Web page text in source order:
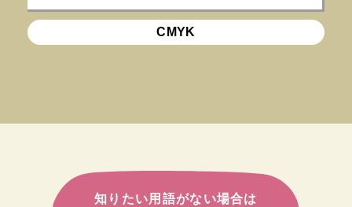
CMYK
知りたい用語がない場合は